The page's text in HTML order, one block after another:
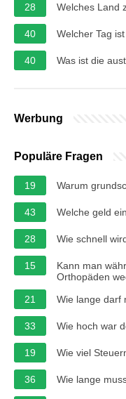
28
Welches Land
40 Welcher Tag
40 Was ist die
Werbung
Populäre Fragen
19 Warum
43 Welche geld
28 Wie schnell
15
Kann man
Orthopäden
21
Wie lange darf
33 Wie hoch war
19 Wie viel
36 Wie lange